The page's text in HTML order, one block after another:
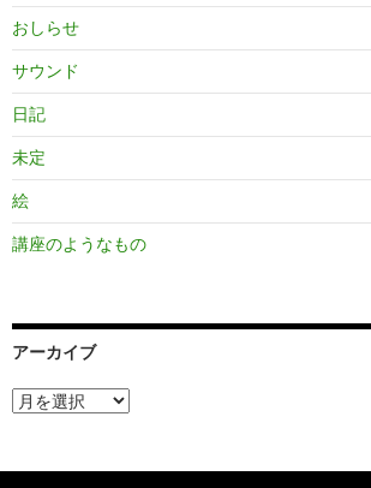
おしらせ
サウンド
日記
未定
絵
講座のようなもの
アーカイブ
ア
ー